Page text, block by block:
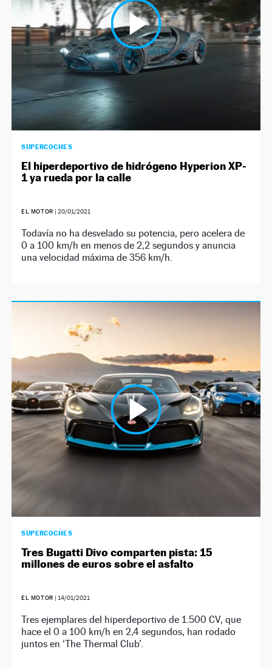
SUPERCOCHES
El hiperdeportivo de hidrógeno Hyperion XP-
1 ya rueda por la calle
EL MOTOR | 20/01/2021
Todavía no ha desvelado su potencia, pero acelera de
0 a 100 km/h en menos de 2,2 segundos y anuncia
una velocidad máxima de 356 km/h.
SUPERCOCHES
Tres Bugatti Divo comparten pista: 15
millones de euros sobre el asfalto
EL MOTOR | 14/01/2021
Tres ejemplares del hiperdeportivo de 1.500 CV, que
hace el 0 a 100 km/h en 2,4 segundos, han rodado
juntos en ‘The Thermal Club’.